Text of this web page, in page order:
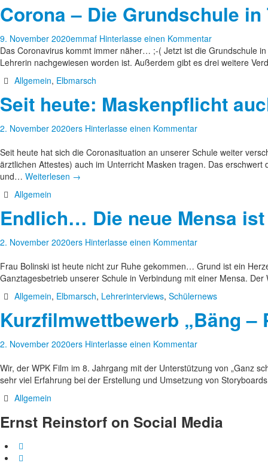
Corona – Die Grundschule
9. November 2020emmaf Hinterlasse einen Kommentar
Das Coronavirus kommt immer näher… ;-( Jetzt ist die Grundschule
Lehrerin nachgewiesen worden ist. Außerdem gibt es drei weitere
Allgemein, Elbmarsch
Seit heute: Maskenpflicht
2. November 2020ers Hinterlasse einen Kommentar
Seit heute hat sich die Coronasituation an unserer Schule weiter
ärztlichen Attestes) auch im Unterricht Masken tragen. Das
und… Weiterlesen →
Allgemein
Endlich… Die neue Mensa
2. November 2020ers Hinterlasse einen Kommentar
Frau Bolinski ist heute nicht zur Ruhe gekommen… Grund ist ein
Ganztagesbetrieb unserer Schule in Verbindung mit einer Mensa.
Allgemein, Elbmarsch, Lehrerinterviews, Schülernews
Kurzfilmwettbewerb „Bäng
2. November 2020ers Hinterlasse einen Kommentar
Wir, der WPK Film im 8. Jahrgang mit der Unterstützung von „Ganz
sehr viel Erfahrung bei der Erstellung und Umsetzung von
Allgemein
Ernst Reinstorf on Social Media